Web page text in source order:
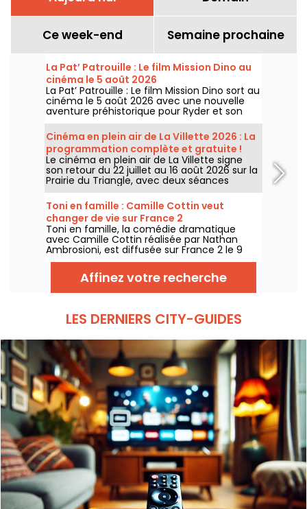
Ce week-end Semaine prochaine
La Pat’ Patrouille : Le film Mission Dino au
cinéma le 5 août 2026
La Pat’ Patrouille : Le film Mission Dino sort au
cinéma le 5 août 2026 avec une nouvelle
aventure préhistorique pour Ryder et son
équipe.
Cinéma en plein air de La Villette 2026 : La
programmation complète et gratuite !
Le cinéma en plein air de La Villette signe
son retour du 22 juillet au 16 août 2026 sur la
Prairie du Triangle, avec deux séances
gratuites par jour, à 18h et 21h. Pour cette
35e édition, le festival met à l’honneur le
thème “L’appel de la forêt”. Découvrez la
programmation complète et gratuite !
Toni en famille : Camille Cottin veut
changer de vie sur France 2
Toni en famille, la comédie dramatique
avec Camille Cottin réalisée par Nathan
Ambrosioni, est diffusée sur France 2 le 9
août 2026 à 21h10.
Affinez votre recherche
LES DERNIERS CITY-GUIDES